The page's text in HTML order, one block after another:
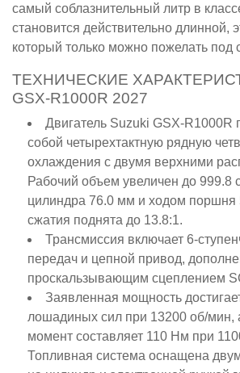
самый соблазнительный литр в
становится действительно длинной,
который только можно пожелать под
ТЕХНИЧЕСКИЕ
GSX-R1000R 2027
Двигатель Suzuki GSX-R1000R
собой четырехтактную рядную
охлаждения с двумя верхними
Рабочий объем увеличен до 999.8
цилиндра 76.0 мм и ходом
сжатия поднята до 13.8:1.
Трансмиссия включает 6-
передач и цепной привод,
проскальзывающим сцеплением
Заявленная мощность
лошадиных сил при 13200 об/мин,
момент составляет 110 Нм при
Топливная система оснащена